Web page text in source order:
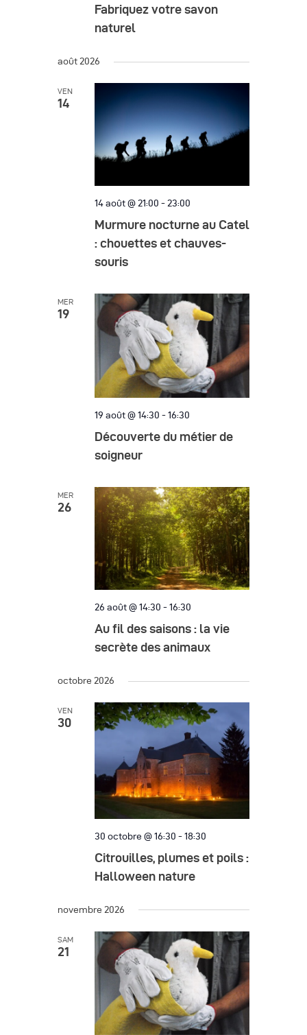
a
i
o
n
d
e
s
v
è
n
e
m
n
s
n
t
Fabriquez votre savon
naturel
août 2026
VEN
14
14 août @ 21:00 - 23:00
Murmure nocturne au Catel
: chouettes et chauves-
souris
MER
19
19 août @ 14:30 - 16:30
Découverte du métier de
soigneur
MER
26
26 août @ 14:30 - 16:30
Au fil des saisons : la vie
secrète des animaux
octobre 2026
VEN
30
30 octobre @ 16:30 - 18:30
Citrouilles, plumes et poils :
Halloween nature
novembre 2026
SAM
21